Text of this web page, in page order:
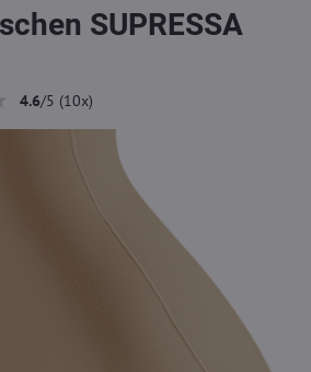
SUPRESSA
4.6/5 (10x)